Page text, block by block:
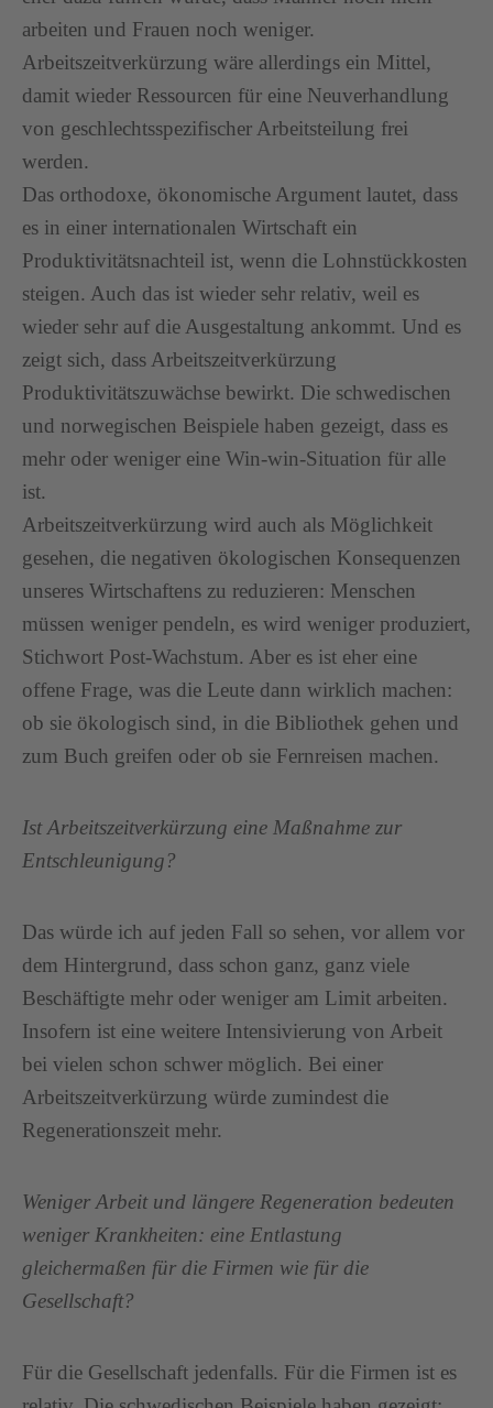
arbeiten und Frauen noch weniger.
Arbeitszeitverkürzung wäre allerdings ein Mittel,
damit wieder Ressourcen für eine Neuverhandlung
von geschlechtsspezifischer Arbeitsteilung frei
werden.
Das orthodoxe, ökonomische Argument lautet, dass
es in einer internationalen Wirtschaft ein
Produktivitätsnachteil ist, wenn die Lohnstückkosten
steigen. Auch das ist wieder sehr relativ, weil es
wieder sehr auf die Ausgestaltung ankommt. Und es
zeigt sich, dass Arbeitszeitverkürzung
Produktivitätszuwächse bewirkt. Die schwedischen
und norwegischen Beispiele haben gezeigt, dass es
mehr oder weniger eine Win-win-Situation für alle
ist.
Arbeitszeitverkürzung wird auch als Möglichkeit
gesehen, die negativen ökologischen Konsequenzen
unseres Wirtschaftens zu reduzieren: Menschen
müssen weniger pendeln, es wird weniger produziert,
Stichwort Post-Wachstum. Aber es ist eher eine
offene Frage, was die Leute dann wirklich machen:
ob sie ökologisch sind, in die Bibliothek gehen und
zum Buch greifen oder ob sie Fernreisen machen.
Ist Arbeitszeitverkürzung eine Maßnahme zur
Entschleunigung?
Das würde ich auf jeden Fall so sehen, vor allem vor
dem Hintergrund, dass schon ganz, ganz viele
Beschäftigte mehr oder weniger am Limit arbeiten.
Insofern ist eine weitere Intensivierung von Arbeit
bei vielen schon schwer möglich. Bei einer
Arbeitszeitverkürzung würde zumindest die
Regenerationszeit mehr.
Weniger Arbeit und längere Regeneration bedeuten
weniger Krankheiten: eine Entlastung
gleichermaßen für die Firmen wie für die
Gesellschaft?
Für die Gesellschaft jedenfalls. Für die Firmen ist es